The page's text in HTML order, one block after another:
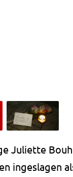
Juliette
ingeslagen